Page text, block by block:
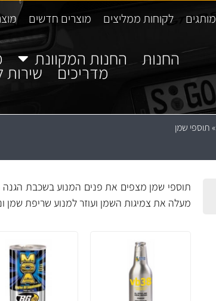
מותגים לקוחות ממליצים מוצרים חדשים
החנות החנות המקוונת
מדריכים שירות
»תוספי שמן
תוספי שמן מצפים את פנים המנוע בשכבת הגנה
מעלה את צמיגות השמן ועוזר למנוע שריפת שמן